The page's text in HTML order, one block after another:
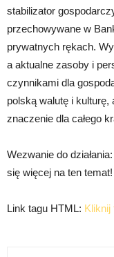
stabilizator
przechowywane w
prywatnych rękach.
a aktualne zasoby i
czynnikami dla
polską walutę i kulturę,
znaczenie dla całego
Wezwanie do
się więcej na ten temat!
Link tagu HTML: Kliknij